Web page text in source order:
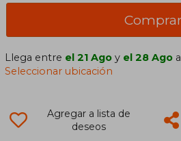
Comprar
Llega entre el 21 Ago y el 28 Ago a
Seleccionar ubicación
Agregar a lista de
deseos